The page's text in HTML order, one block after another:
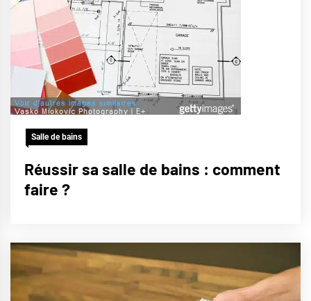
Salle de bains
Réussir sa salle de bains : comment
faire ?